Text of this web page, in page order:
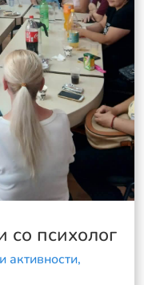
со психолог
активности,